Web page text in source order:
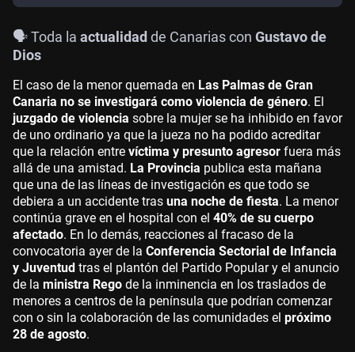
🗣️ Toda la actualidad de Canarias con Gustavo de
Dios
El caso de la menor quemada en Las Palmas de Gran
Canaria no se investigará como violencia de género. El
juzgado de violencia sobre la mujer se ha inhibido en favor
de uno ordinario ya que la jueza no ha podido acreditar
que la relación entre víctima y presunto agresor fuera más
allá de una amistad. La Provincia publica esta mañana
que una de las líneas de investigación es que todo se
debiera a un accidente tras una noche de fiesta. La menor
continúa grave en el hospital con el 40% de su cuerpo
afectado. En lo demás, reacciones al fracaso de la
convocatoria ayer de la Conferencia Sectorial de Infancia
y Juventud tras el plantón del Partido Popular y el anuncio
de la ministra Rego de la inminencia en los traslados de
menores a centros de la península que podrían comenzar
con o sin la colaboración de las comunidades el próximo
28 de agosto.